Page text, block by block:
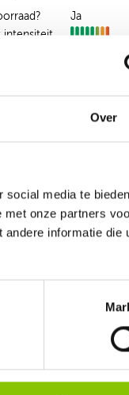
Over
media te
onze partners
informatie die
Ja
intensiteit